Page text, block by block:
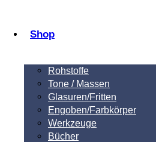
Shop
Rohstoffe
Tone / Massen
Glasuren/Fritten
Engoben/Farbkörper
Werkzeuge
Bücher